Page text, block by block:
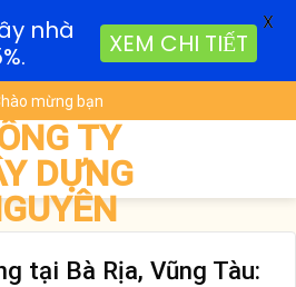
mừng bạn
TY
DỰNG
tại Bà Rịa, Vũng Tàu:
nhà
XEM CHI TIẾT
X